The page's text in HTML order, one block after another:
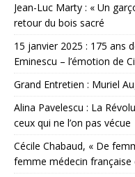
Jean-Luc Marty : « Un
retour du bois sacré
15 janvier 2025 : 175 ans
Eminescu – l’émotion de
Grand Entretien : Muriel
Alina Pavelescu : La
ceux qui ne l’on pas vécue
Cécile Chabaud, « De
femme médecin française